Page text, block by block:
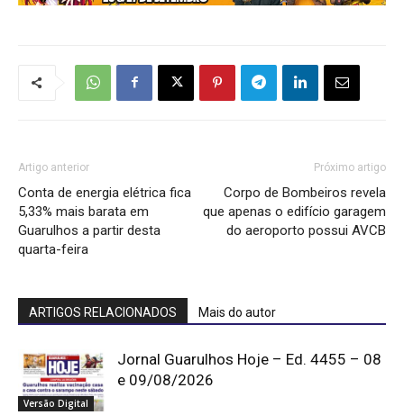
Artigo anterior
Conta de energia elétrica fica
5,33% mais barata em
Guarulhos a partir desta
quarta-feira
Próximo artigo
Corpo de Bombeiros revela
que apenas o edifício garagem
do aeroporto possui AVCB
ARTIGOS RELACIONADOS Mais do autor
Versão Digital
Jornal Guarulhos Hoje – Ed. 4455 – 08
e 09/08/2026